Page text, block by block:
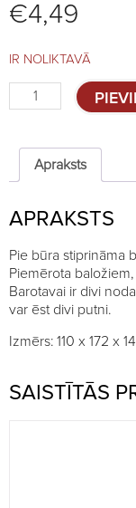
€4,49
IR NOLIKTAVĀ
Barotava
baložiem
nodalījumi
quantity
Apraksts
APRAKSTS
Pie būra stiprināma
Piemērota
Barotavai ir divi
var ēst divi putni.
Izmērs: 110 x 172 x
SAISTĪTĀS